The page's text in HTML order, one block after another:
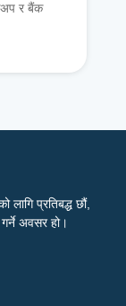
र बैंक
लागि प्रतिबद्ध छौं,
अवसर हो।